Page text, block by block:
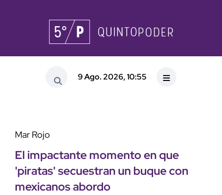
9 Ago. 2026, 10:55
Mar Rojo
El impactante momento en que
'piratas' secuestran un buque con
mexicanos abordo